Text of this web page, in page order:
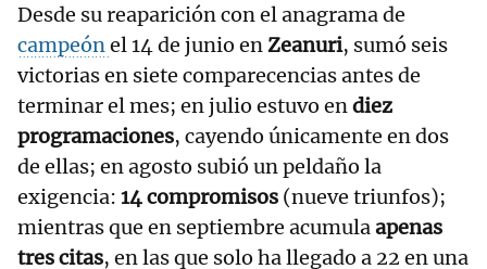
Desde su reaparición con el anagrama de
campeónel 14 de junio enZeanuri, sumó seis
victorias en siete comparecencias antes de
terminar el mes; en julio estuvo endiez
programaciones, cayendo únicamente en dos
de ellas; en agosto subió un peldaño la
exigencia: 14 compromisos (nueve triunfos);
mientras que en septiembre acumulaapenas
tres citas, en las que solo ha llegado a 22 en una